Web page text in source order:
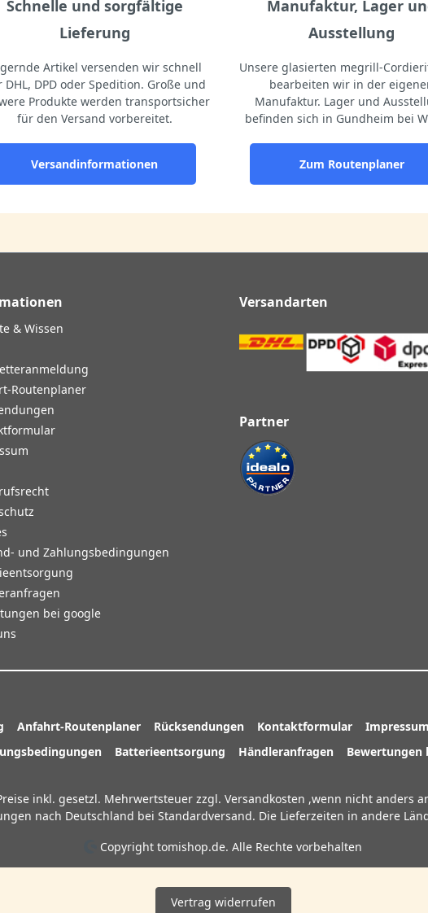
Schnelle und sorgfältige
Lieferung
Artikel versenden wir schnell
DHL, DPD oder Spedition. Große und
Produkte werden transportsicher
für den Versand vorbereitet.
Versandinformationen
Manufaktur, Lager
Ausstellung
Unsere glasierten megrill-
bearbeiten wir in der
Manufaktur. Lager und
befinden sich in Gundheim bei
Zum Routenplaner
& Wissen
Routenplaner
und Zahlungsbedingungen
bei google
Versandarten
Partner
Anfahrt-Routenplaner Rücksendungen Kontaktformular Impressum
Batterieentsorgung Händleranfragen Bewertungen
inkl. gesetzl. Mehrwertsteuer zzgl. Versandkosten ,wenn nicht anders
nach Deutschland bei Standardversand. Die Lieferzeiten in andere
Copyright tomishop.de. Alle Rechte vorbehalten
Vertrag widerrufen